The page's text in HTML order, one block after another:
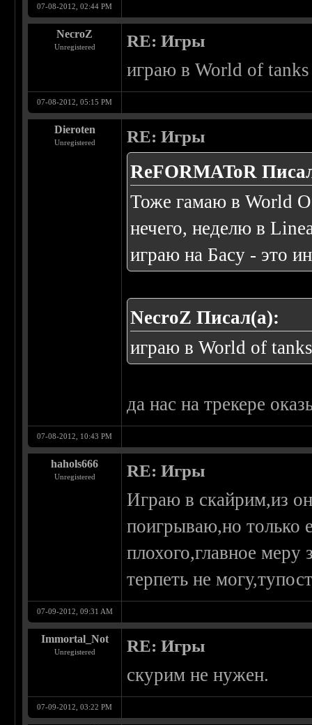
07-08-2012, 02:44 PM
NecroZ
Unregistered RE: Игры
играю в World of tanks
07-08-2012, 05:15 PM
Dieroten
Unregistered RE: Игры
ReFORMAToR
Тоже гамаю в World
нечего, неделю в
играю на Басу - это
NecroZ Писал(а):
играю в World of
да нас на трекере
07-08-2012, 10:43 PM
hahols666
Unregistered RE: Игры
Играю в скайрим,из
поигрываю,но только
плохого,главное меру
терпеть не
07-09-2012, 09:31 AM
Immortal_Not
Unregistered RE: Игры
скурим не нужен.
07-09-2012, 03:22 PM